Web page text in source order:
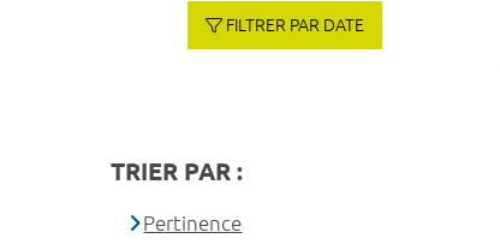
FILTRER PAR DATE
TRIER PAR :
Pertinence